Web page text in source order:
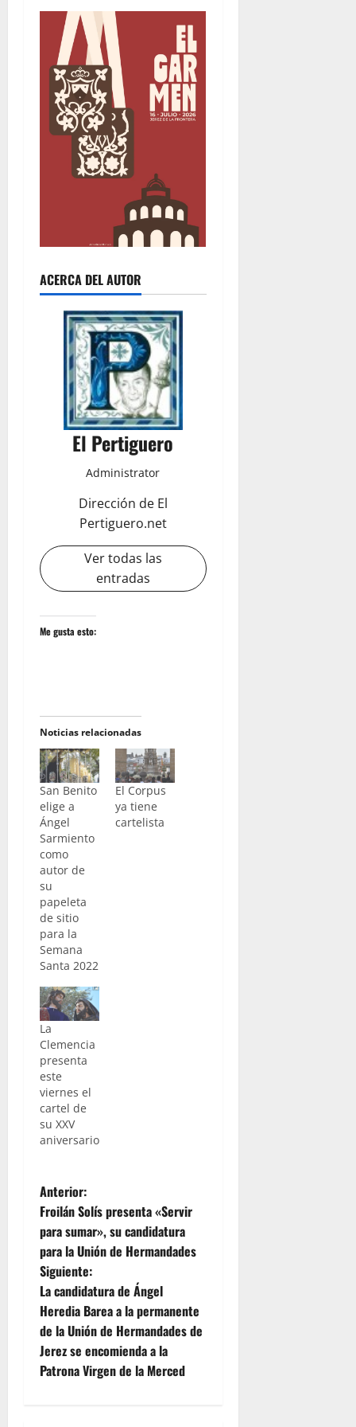
ACERCA DEL AUTOR
El Pertiguero
Administrator
Dirección de El
Pertiguero.net
Ver todas las
entradas
Me gusta esto:
Noticias relacionadas
San Benito
elige a
Ángel
Sarmiento
como
autor de
su
papeleta
de sitio
para la
Semana
Santa 2022
El Corpus
ya tiene
cartelista
La
Clemencia
presenta
este
viernes el
cartel de
su XXV
aniversario
N
a
v
e
g
a
Anterior:
Froilán Solís presenta «Servir
para sumar», su candidatura
para la Unión de Hermandades
Siguiente:
La candidatura de Ángel
Heredia Barea a la permanente
de la Unión de Hermandades de
Jerez se encomienda a la
Patrona Virgen de la Merced